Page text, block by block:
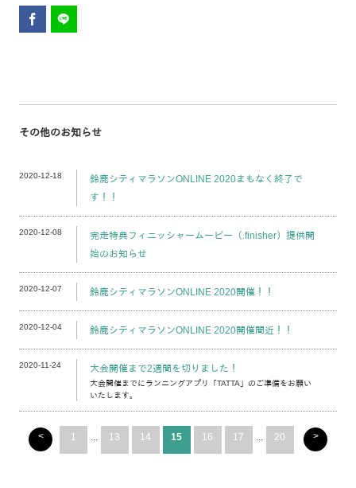
その他のお知らせ
2020-12-18
鈴鹿シティマラソンONLINE 2020まもなく終了で
す！！
2020-12-08
完走特典フィニッシャームービー（.finisher）提供開
始のお知らせ
2020-12-07 鈴鹿シティマラソンONLINE 2020開催！！
2020-12-04 鈴鹿シティマラソンONLINE 2020開催間近！！
2020-11-24 大会開催まで2週間を切りました！
大会開催までにランニングアプリ「TATTA」のご準備をお願い
いたします。
< 1 ... 13 14 15 16 17 ... 20 >